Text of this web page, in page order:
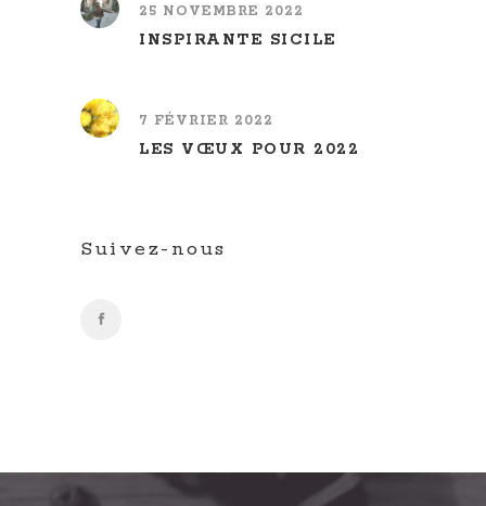
25 NOVEMBRE 2022
INSPIRANTE SICILE
7 FÉVRIER 2022
LES VŒUX POUR 2022
Suivez-nous